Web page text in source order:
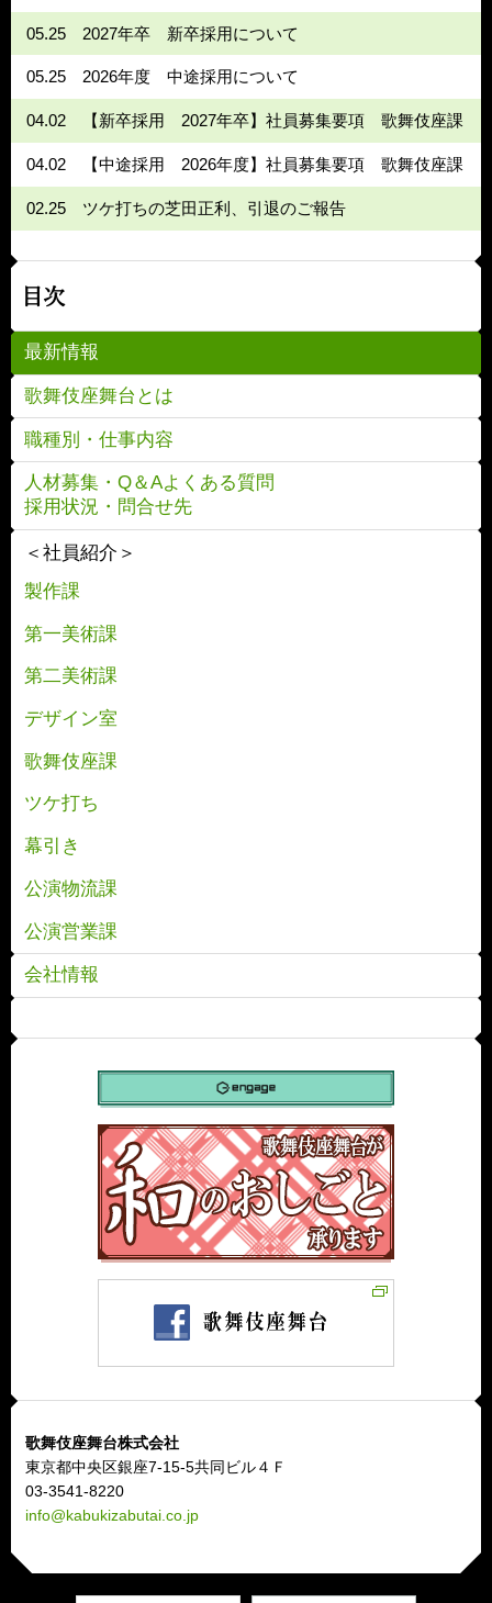
05.25 2027年卒 新卒採用について
05.25 2026年度 中途採用について
04.02 【新卒採用 2027年卒】社員募集要項 歌舞伎座課
04.02 【中途採用 2026年度】社員募集要項 歌舞伎座課
02.25 ツケ打ちの芝田正利、引退のご報告
目次
最新情報
歌舞伎座舞台とは
職種別・仕事内容
人材募集・Q＆Aよくある質問
採用状況・問合せ先
＜社員紹介＞
製作課
第一美術課
第二美術課
デザイン室
歌舞伎座課
ツケ打ち
幕引き
公演物流課
公演営業課
会社情報
歌舞伎座舞台株式会社
東京都中央区銀座7-15-5共同ビル４Ｆ
03-3541-8220
info@kabukizabutai.co.jp